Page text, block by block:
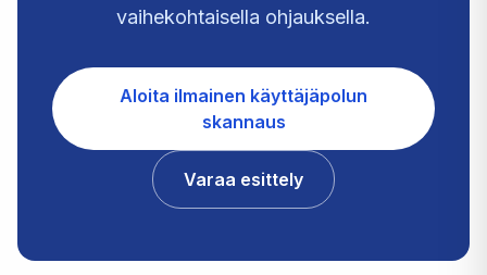
vaihekohtaisella ohjauksella.
Aloita ilmainen käyttäjäpolun
skannaus
Varaa esittely